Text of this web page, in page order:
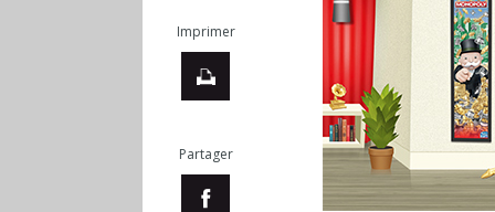
Imprimer
Partager